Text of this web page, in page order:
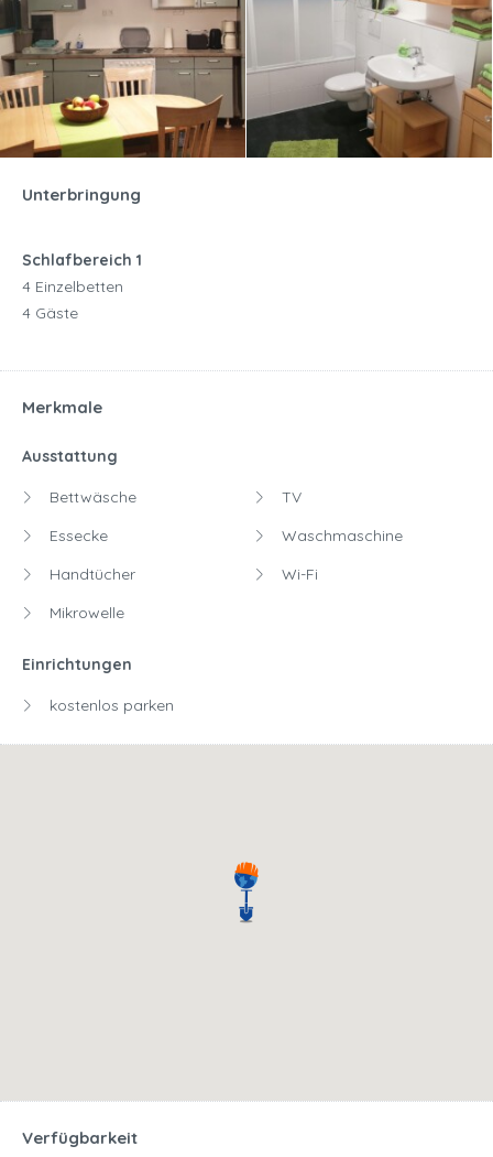
Unterbringung
Schlafbereich 1
4 Einzelbetten
4 Gäste
Merkmale
Ausstattung
Bettwäsche
Essecke
Handtücher
Mikrowelle
TV
Waschmaschine
Wi-Fi
Einrichtungen
kostenlos parken
Verfügbarkeit